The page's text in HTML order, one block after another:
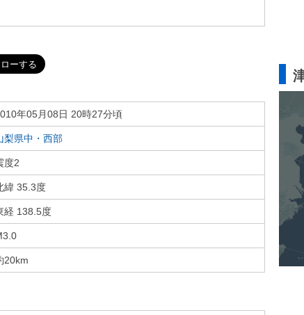
年05月08日 20時27分頃
梨県中・西部
度2
緯 35.3度
経 138.5度
20km